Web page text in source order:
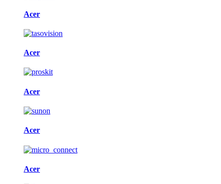
Acer
Acer
Acer
Acer
Acer